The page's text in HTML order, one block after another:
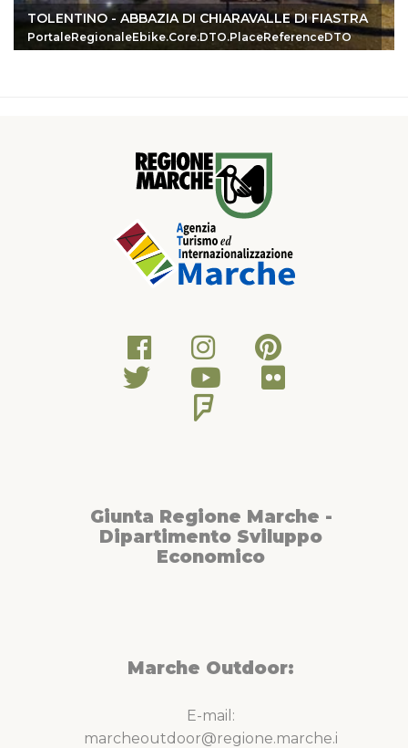
TOLENTINO - ABBAZIA DI CHIARAVALLE DI FIASTRA
PortaleRegionaleEbike.Core.DTO.PlaceReferenceDTO
Giunta Regione Marche -
Dipartimento Sviluppo
Economico
Marche Outdoor:
E-mail:
marcheoutdoor@regione.marche.i